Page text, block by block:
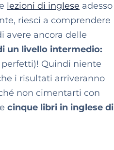
lezioni di inglese adesso
riesci a comprendere
avere ancora delle
un livello intermedio:
Quindi niente
i risultati arriveranno
non cimentarti con
cinque libri in inglese di